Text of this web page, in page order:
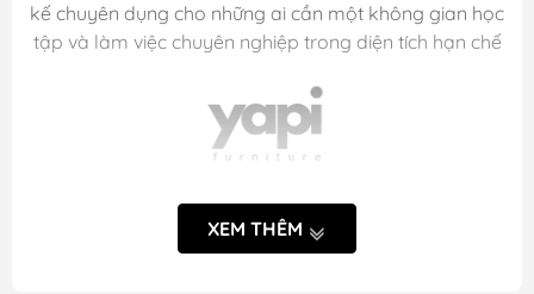
kế chuyên dụng cho những ai cần một không gian học
tập và làm việc chuyên nghiệp trong diện tích hạn chế
XEM THÊM